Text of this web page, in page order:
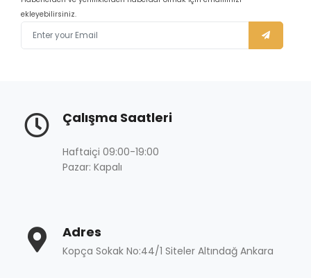
ekleyebilirsiniz.
Çalışma Saatleri
Haftaiçi 09:00-19:00
Pazar: Kapalı
Adres
Kopça Sokak No:44/1 Siteler Altındağ Ankara